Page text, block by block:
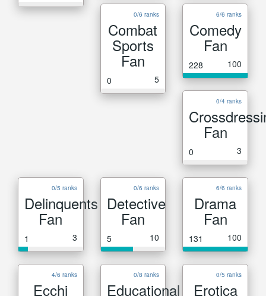
0/6 ranks
Combat
Sports
Fan
0 5
6/6 ranks
Comedy
Fan
228 100
0/4 ranks
Fan
0 3
0/5 ranks
Delinquents
Fan
1 3
0/6 ranks
Detective
Fan
5 10
6/6 ranks
Drama
Fan
131 100
4/6 ranks
Ecchi
0/8 ranks
Educational
0/5 ranks
Erotica